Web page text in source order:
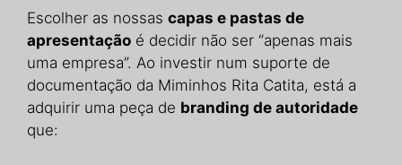
Escolher as nossas capas e pastas de
apresentação é decidir não ser “apenas mais
uma empresa”. Ao investir num suporte de
documentação da Miminhos Rita Catita, está a
adquirir uma peça de branding de autoridade
que: